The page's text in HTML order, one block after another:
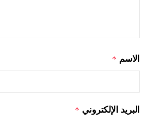
الاسم *
البريد الإلكتروني *